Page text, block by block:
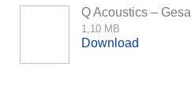
Q Acoustics –
1,10 MB
Download